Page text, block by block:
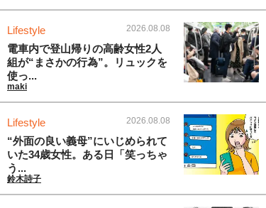
Lifestyle 2026.08.08
電車内で登山帰りの高齢女性2人
組が“まさかの行為”。リュックを
使っ...
maki
Lifestyle 2026.08.08
“外面の良い義母”にいじめられて
いた34歳女性。ある日「笑っちゃ
う...
鈴木詩子